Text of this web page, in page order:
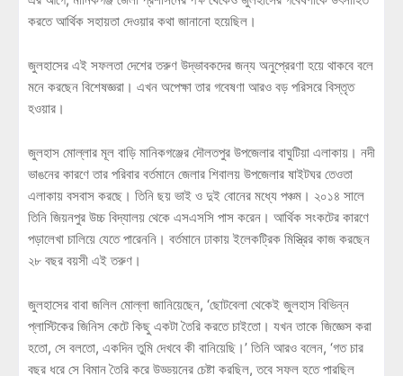
করতে আর্থিক সহায়তা দেওয়ার কথা জানানো হয়েছিল।
জুলহাসের এই সফলতা দেশের তরুণ উদ্ভাবকদের জন্য অনুপ্রেরণা হয়ে থাকবে বলে
মনে করছেন বিশেষজ্ঞরা। এখন অপেক্ষা তার গবেষণা আরও বড় পরিসরে বিস্তৃত
হওয়ার।
জুলহাস মোল্লার মূল বাড়ি মানিকগঞ্জের দৌলতপুর উপজেলার বাঘুটিয়া এলাকায়। নদী
ভাঙনের কারণে তার পরিবার বর্তমানে জেলার শিবালয় উপজেলার ষাইটঘর তেওতা
এলাকায় বসবাস করছে। তিনি ছয় ভাই ও দুই বোনের মধ্যে পঞ্চম। ২০১৪ সালে
তিনি জিয়নপুর উচ্চ বিদ্যালয় থেকে এসএসসি পাস করেন। আর্থিক সংকটের কারণে
পড়ালেখা চালিয়ে যেতে পারেননি। বর্তমানে ঢাকায় ইলেকট্রিক মিস্ত্রির কাজ করছেন
২৮ বছর বয়সী এই তরুণ।
জুলহাসের বাবা জলিল মোল্লা জানিয়েছেন, ‘ছোটবেলা থেকেই জুলহাস বিভিন্ন
প্লাস্টিকের জিনিস কেটে কিছু একটা তৈরি করতে চাইতো। যখন তাকে জিজ্ঞেস করা
হতো, সে বলতো, একদিন তুমি দেখবে কী বানিয়েছি।’ তিনি আরও বলেন, ‘গত চার
বছর ধরে সে বিমান তৈরি করে উড্ডয়নের চেষ্টা করছিল, তবে সফল হতে পারছিল